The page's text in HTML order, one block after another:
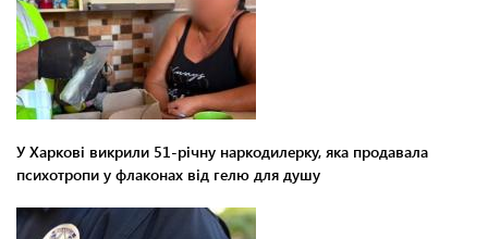
У Харкові викрили 51-річну наркодилерку, яка продавала
психотропи у флаконах від гелю для душу